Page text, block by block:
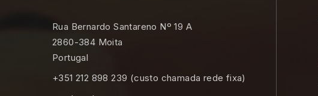
Rua Bernardo Santareno Nº 19 A
2860-384 Moita
Portugal
+351 212 898 239 (custo chamada rede fixa)